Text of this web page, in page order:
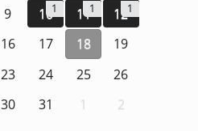
9 101 111 121
16 17 18
19
23 24 25
26
30 31 1 2